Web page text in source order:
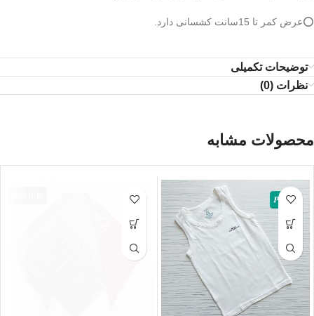
⭕️عرض کمر تا 15سانت کشسانی دارد.
توضیحات تکمیلی
نظرات (0)
محصولات مشابه